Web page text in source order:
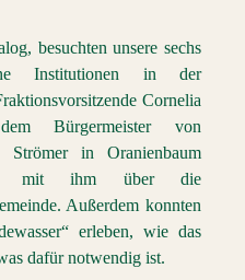
besuchten unsere sechs
Institutionen in der
Cornelia
Bürgermeister von
Strömer in Oranienbaum
mit ihm über die
Außerdem konnten
erleben, wie das
dafür notwendig ist.